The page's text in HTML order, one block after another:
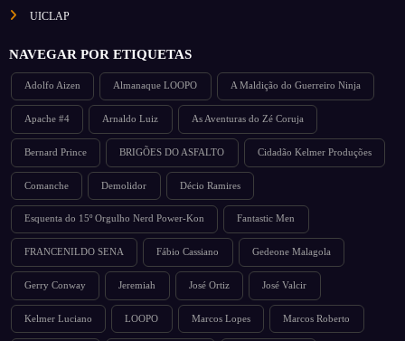
UICLAP
NAVEGAR POR ETIQUETAS
Adolfo Aizen Almanaque LOOPO A Maldição do Guerreiro Ninja
Apache #4 Arnaldo Luiz As Aventuras do Zé Coruja
Bernard Prince BRIGÕES DO ASFALTO Cidadão Kelmer Produções
Comanche Demolidor Décio Ramires
Esquenta do 15º Orgulho Nerd Power-Kon Fantastic Men
FRANCENILDO SENA Fábio Cassiano Gedeone Malagola
Gerry Conway Jeremiah José Ortiz José Valcir
Kelmer Luciano LOOPO Marcos Lopes Marcos Roberto